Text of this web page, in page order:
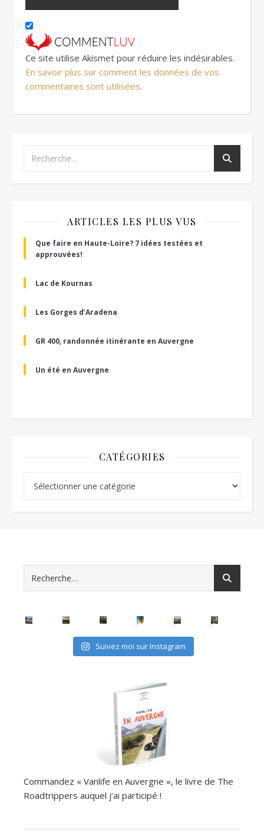
Ce site utilise Akismet pour réduire les indésirables.
En savoir plus sur comment les données de vos
commentaires sont utilisées.
ARTICLES LES PLUS VUS
Que faire en Haute-Loire? 7 idées testées et
approuvées!
Lac de Kournas
Les Gorges d’Aradena
GR 400, randonnée itinérante en Auvergne
Un été en Auvergne
CATÉGORIES
Suivez moi sur Instagram
Commandez « Vanlife en Auvergne », le livre de The
Roadtrippers auquel j’ai participé !